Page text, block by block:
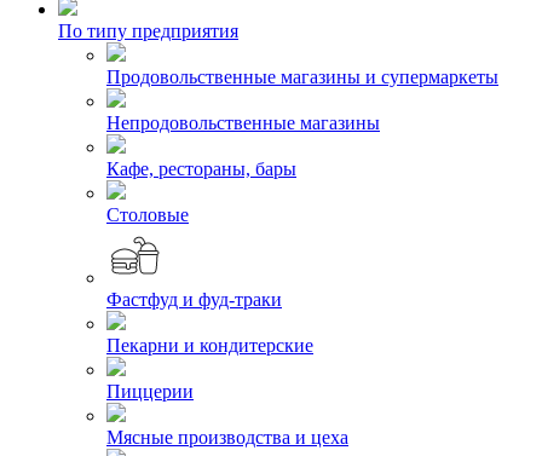
По типу предприятия
Продовольственные магазины и супермаркеты
Непродовольственные магазины
Кафе, рестораны, бары
Столовые
Фастфуд и фуд-траки
Пекарни и кондитерские
Пиццерии
Мясные производства и цеха